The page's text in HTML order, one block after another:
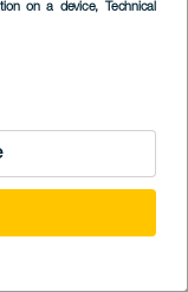
on a device, Technical